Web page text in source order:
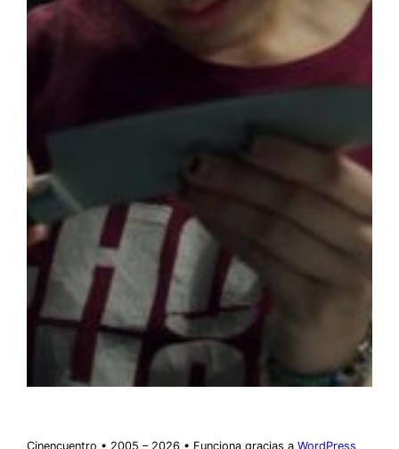
Cinencuentro • 2005 – 2026 • Funciona gracias aWordPress